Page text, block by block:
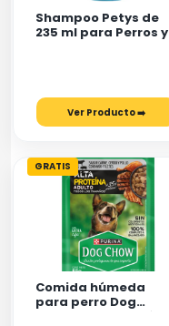
Shampoo Petys de
235 ml para Perros y
Ver Producto ➡️
GRATIS
Comida húmeda
para perro Dog
Chow® Alta Proteína